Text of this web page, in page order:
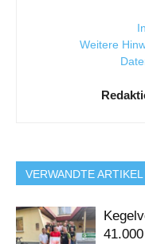
Weitere
VERWANDTE ARTIKEL